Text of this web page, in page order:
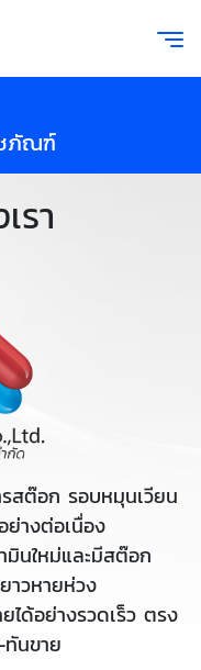
ชภัณฑ์
รา
สต๊อก รอบหมุนเวียน
ย่างต่อเนื่อง
นใหม่และมีสต๊อก
าวหายห่วง
ได้อย่างรวดเร็ว ตรง
ทันขาย